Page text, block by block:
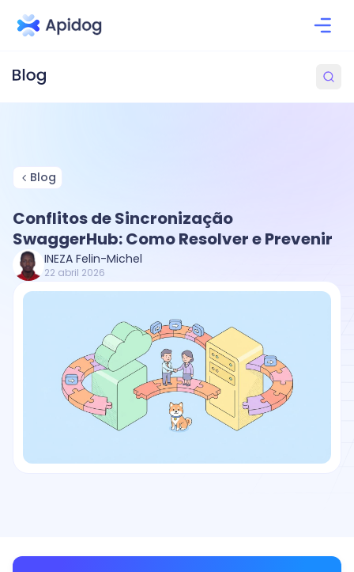
Blog
Conflitos de Sincronização
SwaggerHub: Como Resolver e Prevenir
INEZA Felin-Michel
22 abril 2026